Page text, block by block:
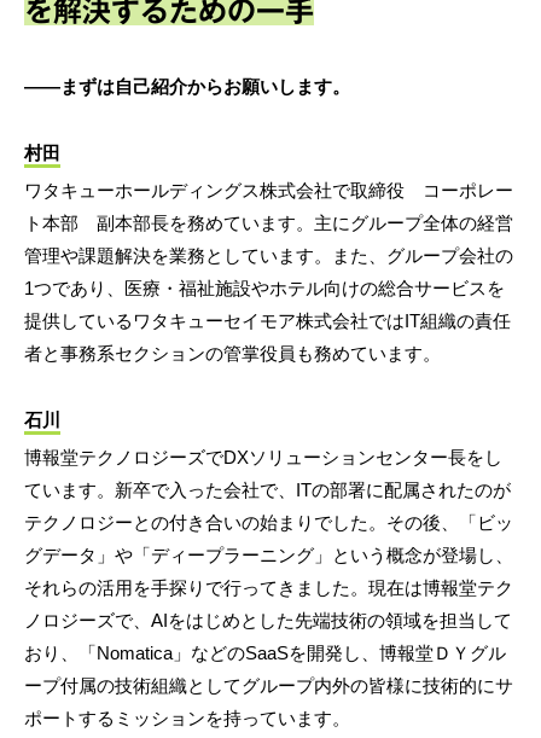
を解決するための一手
――まずは自己紹介からお願いします。
村田
ワタキューホールディングス株式会社で取締役 コーポレー
ト本部 副本部長を務めています。主にグループ全体の経営
管理や課題解決を業務としています。また、グループ会社の
1つであり、医療・福祉施設やホテル向けの総合サービスを
提供しているワタキューセイモア株式会社ではIT組織の責任
者と事務系セクションの管掌役員も務めています。
石川
博報堂テクノロジーズでDXソリューションセンター長をし
ています。新卒で入った会社で、ITの部署に配属されたのが
テクノロジーとの付き合いの始まりでした。その後、「ビッ
グデータ」や「ディープラーニング」という概念が登場し、
それらの活用を手探りで行ってきました。現在は博報堂テク
ノロジーズで、AIをはじめとした先端技術の領域を担当して
おり、「Nomatica」などのSaaSを開発し、博報堂ＤＹグル
ープ付属の技術組織としてグループ内外の皆様に技術的にサ
ポートするミッションを持っています。